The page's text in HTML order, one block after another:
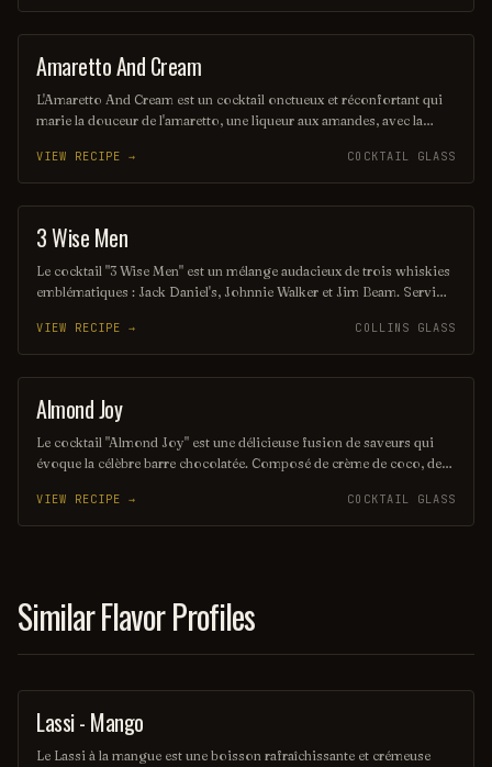
touche de crème légère couronne ce mélange savoureux, créant un
équilibre parfait entre café et fruits.
ORDINARY DRINK
Amaretto And Cream
L'Amaretto And Cream est un cocktail onctueux et réconfortant qui
marie la douceur de l'amaretto, une liqueur aux amandes, avec la
gustative délicate et veloutée, parfaite pour les amateurs de saveurs
sucrées. Ce mélange harmonieux est idéal pour terminer une soirée
en beauté.
VIEW RECIPE → COCKTAIL GLASS
SHOT
3 Wise Men
Le cocktail "3 Wise Men" est un mélange audacieux de trois whiskies
emblématiques : Jack Daniel's, Johnnie Walker et Jim Beam. Servi
parfait pour ceux qui apprécient les spiritueux intenses. Sa simplicité
en fait un choix populaire pour les amateurs de cocktails classiques.
VIEW RECIPE → COLLINS GLASS
ORDINARY DRINK
Almond Joy
Le cocktail "Almond Joy" est une délicieuse fusion de saveurs qui
évoque la célèbre barre chocolatée. Composé de crème de coco, de
crémeuse, parfaite pour les amateurs de douceurs. Ce cocktail est
idéal pour une soirée entre amis ou comme dessert liquide.
VIEW RECIPE → COCKTAIL GLASS
Similar Flavor Profiles
OTHER / UNKNOWN
Lassi - Mango
Le Lassi à la mangue est une boisson rafraîchissante et crémeuse